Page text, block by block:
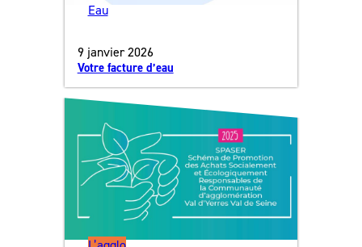
Eau
9 janvier 2026
Votre facture d’eau